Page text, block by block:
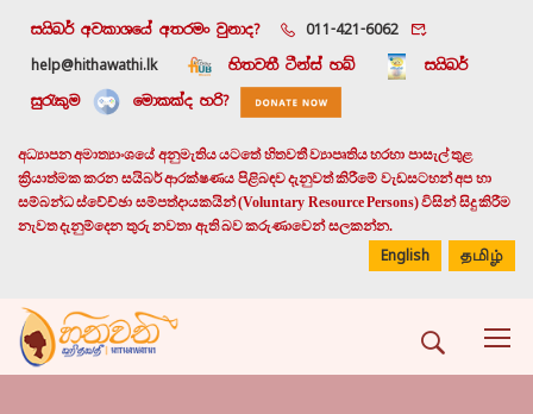
සයිබර් අවකාශයේ අතරමං වුනාද?
011-421-6062
help@hithawathi.lk
හිතවතී ටීන්ස් හබ්
සයිබර්
සුරැකුම
මොකක්ද හරි?
අධ්‍යාපන අමාත්‍යාංශයේ අනුමැතිය යටතේ හිතවතී ව්‍යාපෘතිය හරහා පාසැල් තුළ
ක්‍රියාත්මක කරන සයිබර් ආරක්ෂණය පිළිබඳව දැනුවත් කිරීමේ වැඩසටහන් අප හා
සම්බන්ධ ස්වේච්ඡා සම්පත්දායකයින් (Voluntary Resource Persons) විසින් සිදු කිරීම
නැවත දැනුම්දෙන තුරු නවතා ඇති බව කරුණාවෙන් සලකන්න.
English தமிழ்